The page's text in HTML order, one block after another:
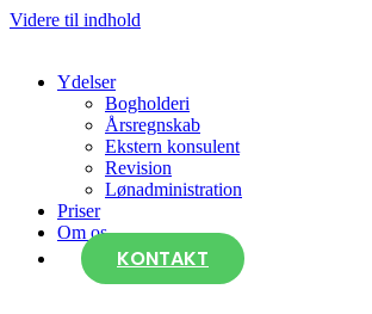
Videre til indhold
Ydelser
Bogholderi
Årsregnskab
Ekstern konsulent
Revision
Lønadministration
Priser
Om os
KONTAKT